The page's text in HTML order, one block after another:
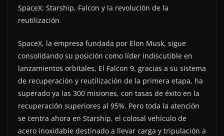
SpaceX: Starship, Falcon y la revolución de la
reutilización
SpaceX, la empresa fundada por Elon Musk, sigue
consolidando su posición como líder indiscutible en
lanzamientos orbitales. El Falcon 9, gracias a su sistema
de recuperación y reutilización de la primera etapa, ha
superado ya las 300 misiones, con tasas de éxito en la
recuperación superiores al 95%. Pero toda la atención
se centra ahora en Starship, el colosal vehículo de
acero inoxidable destinado a llevar carga y tripulación a